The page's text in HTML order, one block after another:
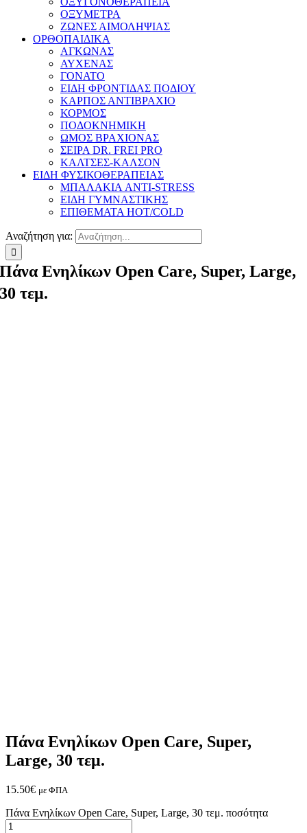
ΟΞΥΜΕΤΡΑ
ΖΩΝΕΣ ΑΙΜΟΛΗΨΙΑΣ
ΟΡΘΟΠΑΙΔΙΚΑ
ΑΓΚΩΝΑΣ
ΑΥΧΕΝΑΣ
ΓΟΝΑΤΟ
ΕΙΔΗ ΦΡΟΝΤΙΔΑΣ ΠΟΔΙΟΥ
ΚΑΡΠΟΣ ΑΝΤΙΒΡΑΧΙΟ
ΚΟΡΜΟΣ
ΠΟΔΟΚΝΗΜΙΚΗ
ΩΜΟΣ ΒΡΑΧΙΟΝΑΣ
ΣΕΙΡΑ DR. FREI PRO
ΚΑΛΤΣΕΣ-ΚΑΛΣΟΝ
ΕΙΔΗ ΦΥΣΙΚΟΘΕΡΑΠΕΙΑΣ
ΜΠΑΛΑΚΙΑ ANTI-STRESS
ΕΙΔΗ ΓΥΜΝΑΣΤΙΚΗΣ
ΕΠΙΘΕΜΑΤΑ HOT/COLD
Αναζήτηση για:
Πάνα Ενηλίκων Open Care, Super, Large,
30 τεμ.
Πάνα Ενηλίκων Open Care, Super,
Large, 30 τεμ.
15.50€ με ΦΠΑ
Πάνα Ενηλίκων Open Care, Super, Large, 30 τεμ. ποσότητα